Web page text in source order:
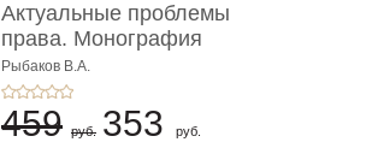
Актуальные проблемы
права. Монография
Рыбаков В.А.
459 руб. 353 руб.